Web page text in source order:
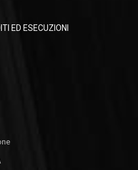
ED ESECUZIONI